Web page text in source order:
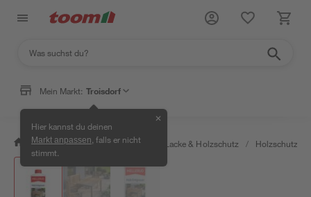
Mein Markt: Troisdorf
Hier kannst du deinen
Markt anpassen , falls er nicht
stimmt.
✕
/ Bauen & Renovieren / Farben, Lacke & Holzschutz / Holzschutz &